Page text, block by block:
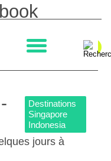
Destinations
Singapore
Indonesia
jours à